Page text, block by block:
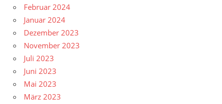
Februar 2024
Januar 2024
Dezember 2023
November 2023
Juli 2023
Juni 2023
Mai 2023
März 2023